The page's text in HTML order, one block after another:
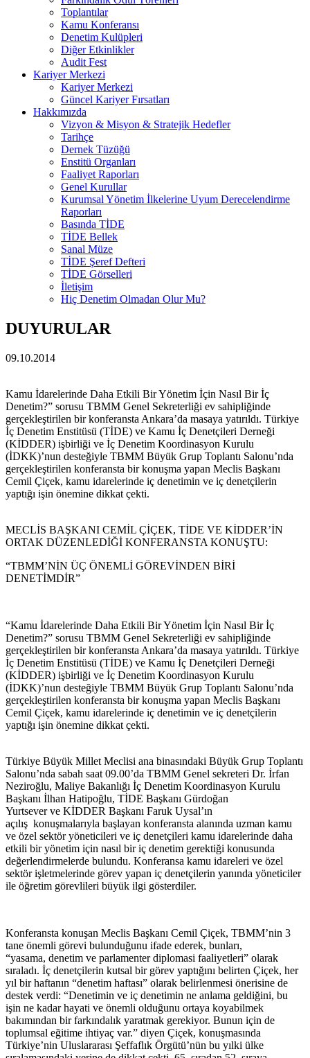
Toplantılar
Kamu Konferansı
Denetim Kulüpleri
Diğer Etkinlikler
Audit Fest
Kariyer Merkezi
Kariyer Merkezi
Güncel Kariyer Fırsatları
Hakkımızda
Vizyon & Misyon & Stratejik Hedefler
Tarihçe
Dernek Tüzüğü
Enstitü Organları
Faaliyet Raporları
Genel Kurullar
Kurumsal Yönetim İlkelerine Uyum Derecelendirme
Raporları
Basında TİDE
TİDE Bellek
Sanal Müze
TİDE Şeref Defteri
TİDE Görselleri
İletişim
Hiç Denetim Olmadan Olur Mu?
DUYURULAR
09.10.2014
Kamu İdarelerinde Daha Etkili Bir Yönetim İçin Nasıl Bir İç
Denetim?” sorusu TBMM Genel Sekreterliği ev sahipliğinde
gerçekleştirilen bir konferansta Ankara’da masaya yatırıldı. Türkiye
İç Denetim Enstitüsü (TİDE) ve Kamu İç Denetçileri Derneği
(KİDDER) işbirliği ve İç Denetim Koordinasyon Kurulu
(İDKK)’nun desteğiyle TBMM Büyük Grup Toplantı Salonu’nda
gerçekleştirilen konferansta bir konuşma yapan Meclis Başkanı
Cemil Çiçek, kamu idarelerinde iç denetimin ve iç denetçilerin
yaptığı işin önemine dikkat çekti.
MECLİS BAŞKANI CEMİL ÇİÇEK, TİDE VE KİDDER’İN
ORTAK DÜZENLEDİĞİ KONFERANSTA KONUŞTU:
“TBMM’NİN ÜÇ ÖNEMLİ GÖREVİNDEN BİRİ
DENETİMDİR”
“Kamu İdarelerinde Daha Etkili Bir Yönetim İçin Nasıl Bir İç
Denetim?” sorusu TBMM Genel Sekreterliği ev sahipliğinde
gerçekleştirilen bir konferansta Ankara’da masaya yatırıldı. Türkiye
İç Denetim Enstitüsü (TİDE) ve Kamu İç Denetçileri Derneği
(KİDDER) işbirliği ve İç Denetim Koordinasyon Kurulu
(İDKK)’nun desteğiyle TBMM Büyük Grup Toplantı Salonu’nda
gerçekleştirilen konferansta bir konuşma yapan Meclis Başkanı
Cemil Çiçek, kamu idarelerinde iç denetimin ve iç denetçilerin
yaptığı işin önemine dikkat çekti.
Türkiye Büyük Millet Meclisi ana binasındaki Büyük Grup Toplantı
Salonu’nda sabah saat 09.00’da TBMM Genel sekreteri Dr. İrfan
Neziroğlu, Maliye Bakanlığı İç Denetim Koordinasyon Kurulu
Başkanı İlhan Hatipoğlu, TİDE Başkanı Gürdoğan
Yurtsever ve KİDDER Başkanı Faruk Uysal’ın
açılış konuşmalarıyla başlayan konferansta alanında uzman kamu
ve özel sektör yöneticileri ve iç denetçileri kamu idarelerinde daha
etkili bir yönetim için nasıl bir iç denetim gerektiği konusunda
değerlendirmelerde bulundu. Konferansa kamu idareleri ve özel
sektör işletmelerinde görev yapan iç denetçilerin yanında yöneticiler
ile öğretim görevlileri büyük ilgi gösterdiler.
Konferansta konuşan Meclis Başkanı Cemil Çiçek, TBMM’nin 3
tane önemli görevi bulunduğunu ifade ederek, bunları,
“yasama, denetim ve parlamenter diplomasi faaliyetleri” olarak
sıraladı. İç denetçilerin kutsal bir görev yaptığını belirten Çiçek, her
yıl bir haftanın “denetim haftası” olarak belirlenmesi önerisine de
destek verdi: “Denetimin ve iç denetimin ne anlama geldiğini, bu
işin ne kadar hayati ve önemli olduğunu ortaya koyabilmek
bakımından bir farkındalık yaratmak gerekiyor. Bunun için de
toplumsal eğitime ihtiyaç var.” diyen Çiçek, konuşmasında
Türkiye’nin Uluslararası Şeffaflık Örgütü’nün bu yılki ülke